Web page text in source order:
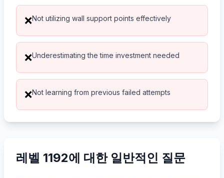
❌Not utilizing wall support points effectively
❌Underestimating the time investment needed
❌Not learning from previous failed attempts
레벨 1192에 대한 일반적인 질문